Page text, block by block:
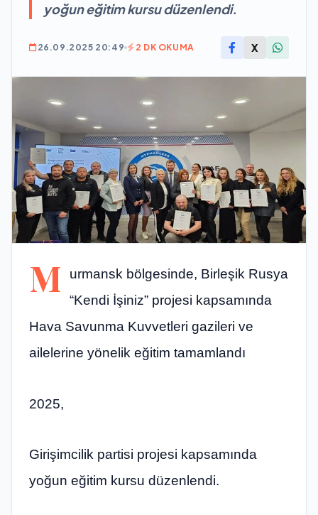
yoğun eğitim kursu düzenlendi.
26.09.2025 20:49 2 DK OKUMA X
M
urmansk bölgesinde, Birleşik Rusya
“Kendi İşiniz” projesi kapsamında
Hava Savunma Kuvvetleri gazileri ve
ailelerine yönelik eğitim tamamlandı
2025,
Girişimcilik partisi projesi kapsamında
yoğun eğitim kursu düzenlendi.